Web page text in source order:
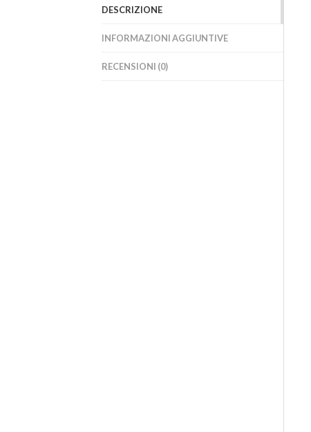
DESCRIZIONE
INFORMAZIONI AGGIUNTIVE
RECENSIONI (0)